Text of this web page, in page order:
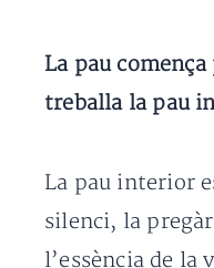
La pau
treballa la pau
La pau interior
silenci, la
l’essència de